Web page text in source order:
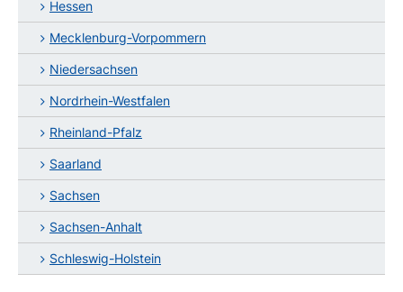
Hessen
Mecklenburg-Vorpommern
Niedersachsen
Nordrhein-Westfalen
Rheinland-Pfalz
Saarland
Sachsen
Sachsen-Anhalt
Schleswig-Holstein